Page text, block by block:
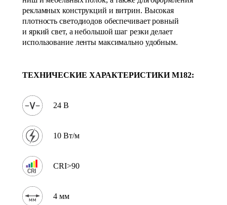
рекламных конструкций и витрин. Высокая
плотность светодиодов обеспечивает ровный
и яркий свет, а небольшой шаг резки делает
использование ленты максимально удобным.
ТЕХНИЧЕСКИЕ ХАРАКТЕРИСТИКИM182:
24 В
10 Вт/м
CRI>90
4 мм